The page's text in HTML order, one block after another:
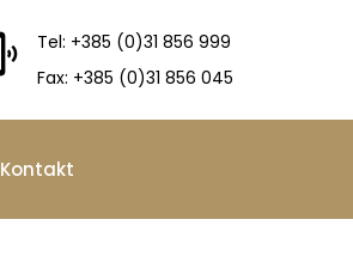
Tel: +385 (0)31 856 999
Fax: +385 (0)31 856 045
Kontakt